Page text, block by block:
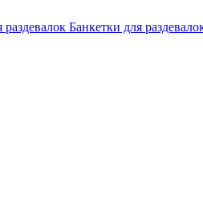
Банкетки для